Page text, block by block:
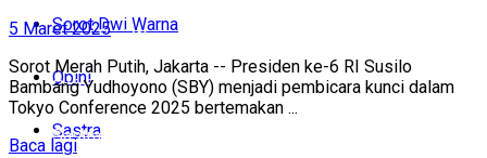
Sorot Dwi Warna
Opini
Sastra
Sorot Dwi Warna
Opini
Sastra
5 Maret 2025
Sorot Merah Putih, Jakarta -- Presiden ke-6 RI Susilo
Bambang Yudhoyono (SBY) menjadi pembicara kunci dalam
Tokyo Conference 2025 bertemakan ...
Baca lagi